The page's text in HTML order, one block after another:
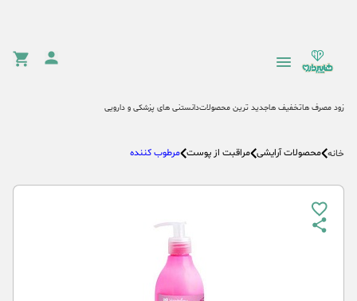
زود مصرف هاتخفیف هاجدید ترین محصولاتدانستنی های پزشکی و دارویی
خانه محصولات آرایشی مراقبت از پوست مرطوب کننده